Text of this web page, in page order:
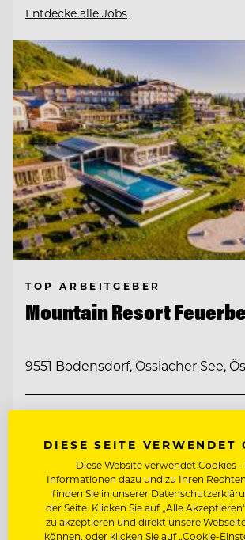
Entdecke alle Jobs
TOP ARBEITGEBER
Mountain Resort
9551 Bodensdorf, Ossiacher See,
CHEF DE PARTIE
Entdecke alle Jobs
DIESE SEITE VERWENDET
Diese Website verwendet Cookies
Informationen dazu und zu Ihren
finden Sie in unserer
der Seite. Klicken Sie auf „Alle
zu akzeptieren und direkt unsere
können, oder klicken Sie auf „Cookie-